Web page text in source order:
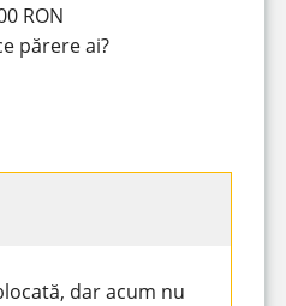
RON
părere ai?
dar acum nu